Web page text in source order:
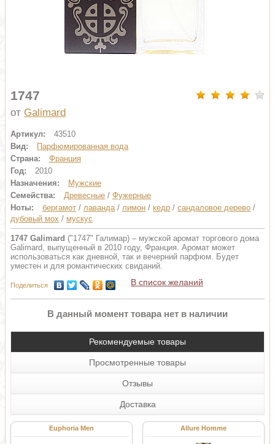
1747
от Galimard
Артикул:
43510
Вид:
Парфюмированная вода
Страна:
Франция
Год:
2010
Назначения:
Мужские
Семейства:
Древесные / Фужерные
Ноты:
бергамот / лаванда/ лимон / кедр / сандаловое дерево /
дубовый мох / мускус
1747 Galimard ("1747" Галимар) – мужской аромат торгового дома
Galimard, выпущенный в 2010 году, Франция. Аромат может
использоваться как дневной, так и вечерний парфюм. Будет
уместен и для романтических свиданий.
Поделиться В список желаний
В данный момент товара нет в наличии
Рекомендуемые товары
Просмотренные товары
Отзывы
Доставка
Euphoria Men Allure Homme